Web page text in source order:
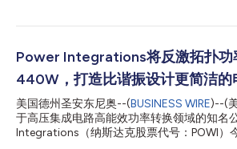
30mm×30mm，厚度为7mm；另一款隔离
设计方案专为NVIDIA的Kyber液冷刀片式机
布局密集的主配电板(PDB)上节省约30%空
计减少30%，进而简化设计并提升整体可靠
高，在整个输入电压和负载范围内，效率均
Integrations高级培训经理Jason Yan表示，
是率先推出单HEMT 1700V GaN器件的公司
业界顶尖、高能效的反激式电源。该方案物
Power Integrations将反激拓扑功
440W，打造比谐振设计更简洁的
美国德州圣安东尼奥--(BUSINESS WIRE)--(
于高压集成电路高能效功率转换领域的知名
Integrations（纳斯达克股票代号：POWI）